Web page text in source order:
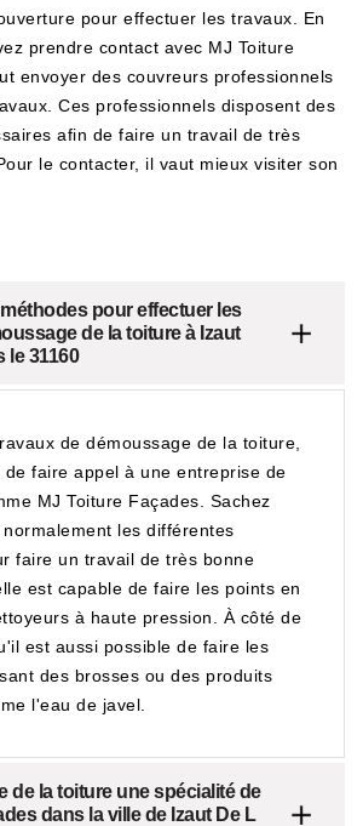
pour effectuer les travaux. En
prendre contact avec MJ Toiture
envoyer des couvreurs professionnels
Ces professionnels disposent des
afin de faire un travail de très
le contacter, il vaut mieux visiter son
pour effectuer les
de la toiture à Izaut
le 31160
de démoussage de la toiture,
de faire appel à une entreprise de
MJ Toiture Façades. Sachez
les différentes
faire un travail de très bonne
est capable de faire les points en
à haute pression. À côté de
est aussi possible de faire les
des brosses ou des produits
l'eau de javel.
de la toiture une spécialité de
dans la ville de Izaut De L